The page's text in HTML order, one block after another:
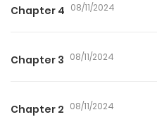
Chapter 4 08/11/2024
Chapter 3 08/11/2024
Chapter 2 08/11/2024